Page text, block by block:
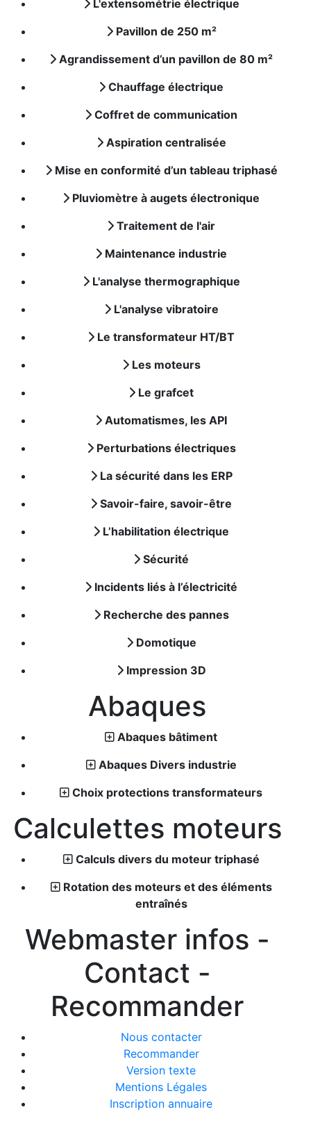
L'extensométrie électrique
Pavillon de 250 m²
Agrandissement d’un pavillon de 80 m²
Chauffage électrique
Coffret de communication
Aspiration centralisée
Mise en conformité d’un tableau triphasé
Pluviomètre à augets électronique
Traitement de l'air
Maintenance industrie
L'analyse thermographique
L'analyse vibratoire
Le transformateur HT/BT
Les moteurs
Le grafcet
Automatismes, les API
Perturbations électriques
La sécurité dans les ERP
Savoir-faire, savoir-être
L’habilitation électrique
Sécurité
Incidents liés à l’électricité
Recherche des pannes
Domotique
Impression 3D
Abaques
Abaques bâtiment
Abaques Divers industrie
Choix protections transformateurs
Calculettes moteurs
Calculs divers du moteur triphasé
Rotation des moteurs et des éléments
entraînés
Webmaster infos -
Contact -
Recommander
Nous contacter
Recommander
Version texte
Mentions Légales
Inscription annuaire